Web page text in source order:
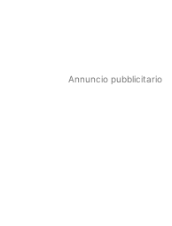
Annuncio pubblicitario